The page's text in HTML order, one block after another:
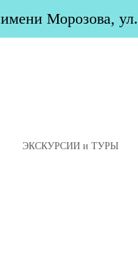
Морозова,
ЭКСКУРСИИ и ТУРЫ